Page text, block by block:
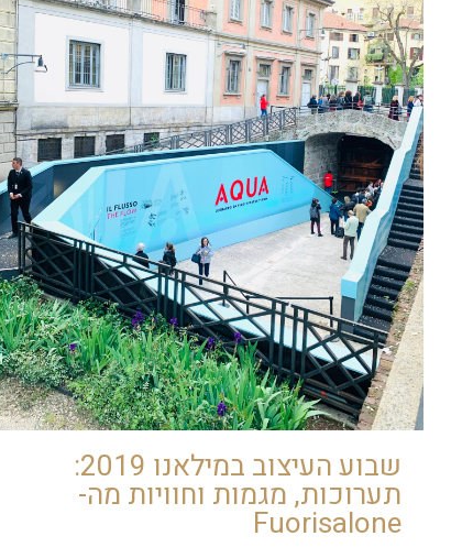
שבוע העיצוב במילאנו 2019:
תערוכות, מגמות וחוויות מה-
Fuorisalone